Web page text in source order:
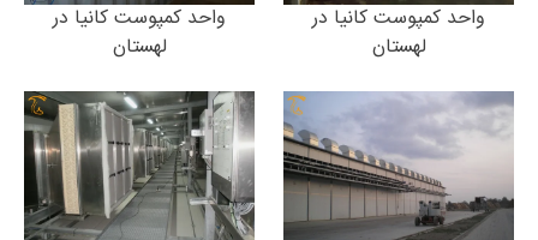
واحد کمپوست کانیا در
لهستان
واحد کمپوست کانیا در
لهستان